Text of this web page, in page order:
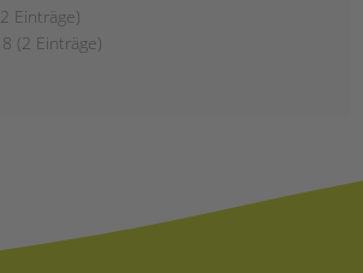
Einträge)
(2 Einträge)